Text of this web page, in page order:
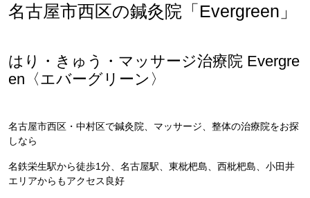
名古屋市西区の鍼灸院「Evergreen」
はり・きゅう・マッサージ治療院 Evergre
en〈エバーグリーン〉
名古屋市西区・中村区で鍼灸院、マッサージ、整体の治療院をお探
しなら
名鉄栄生駅から徒歩1分、名古屋駅、東枇杷島、西枇杷島、小田井
エリアからもアクセス良好